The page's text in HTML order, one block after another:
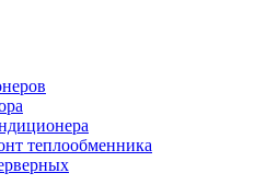
теплообменника